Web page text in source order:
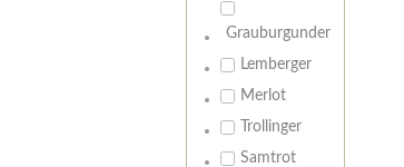
Grauburgunder
Lemberger
Merlot
Trollinger
Samtrot